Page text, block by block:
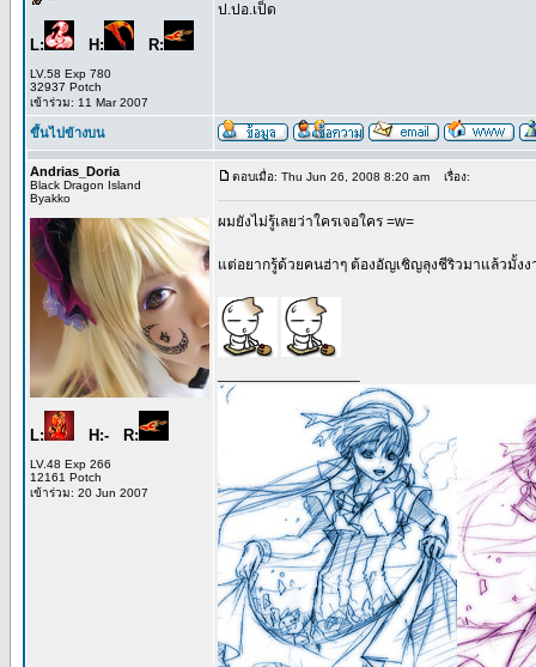
L: H: R:
LV.58 Exp 780
32937 Potch
เข้าร่วม: 11 Mar 2007
ป.ปอ.เป็ด
ขึ้นไปข้างบน
Andrias_Doria
Black Dragon Island
Byakko
L: H:- R:
LV.48 Exp 266
12161 Potch
เข้าร่วม: 20 Jun 2007
ตอบเมื่อ: Thu Jun 26, 2008 8:20 am เรื่อง:
ผมยังไม่รู้เลยว่าใครเจอใคร =w=
แต่อยากรู้ด้วยคนฮ่าๆ ต้องอัญเชิญลุงชีริวมาแล้วมั้งง